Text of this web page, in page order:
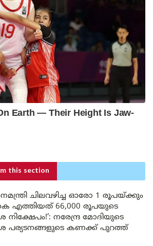
this section
ചിലവഴിച്ച ഓരോ 1 രൂപയ്ക്കും
എത്തിയത് 66,000 രൂപയുടെ
നിക്ഷേപം!’: നരേന്ദ്ര മോദിയുടെ
പര്യടനങ്ങളുടെ കണക്ക് പുറത്ത്